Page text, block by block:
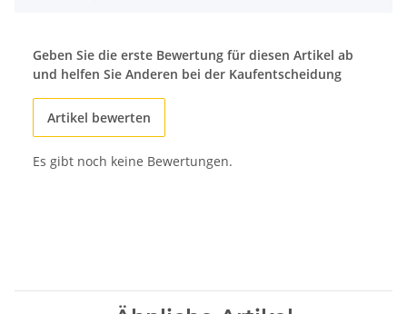
Geben Sie die erste Bewertung für diesen Artikel ab
und helfen Sie Anderen bei der Kaufentscheidung
Artikel bewerten
Es gibt noch keine Bewertungen.